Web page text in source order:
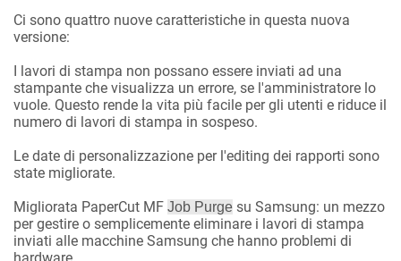
Ci sono quattro nuove caratteristiche in questa nuova
versione:
I lavori di stampa non possano essere inviati ad una
stampante che visualizza un errore, se l'amministratore lo
vuole. Questo rende la vita più facile per gli utenti e riduce il
numero di lavori di stampa in sospeso.
Le date di personalizzazione per l'editing dei rapporti sono
state migliorate.
Migliorata PaperCut MF Job Purge su Samsung: un mezzo
per gestire o semplicemente eliminare i lavori di stampa
inviati alle macchine Samsung che hanno problemi di